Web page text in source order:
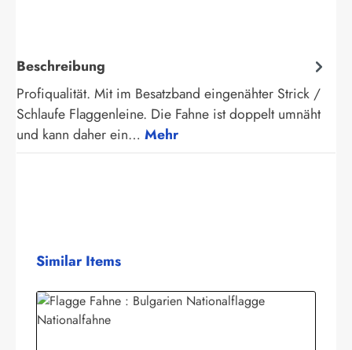
Beschreibung
Profiqualität. Mit im Besatzband eingenähter Strick /
Schlaufe Flaggenleine. Die Fahne ist doppelt umnäht
und kann daher ein… Mehr
Produktgalerie überspringen
Similar Items